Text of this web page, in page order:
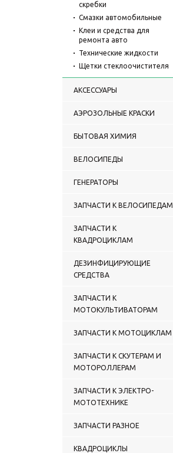
скребки
Смазки автомобильные
Клеи и средства для
ремонта авто
Технические жидкости
Щетки стеклоочистителя
АКСЕССУАРЫ
АЭРОЗОЛЬНЫЕ КРАСКИ
БЫТОВАЯ ХИМИЯ
ВЕЛОСИПЕДЫ
ГЕНЕРАТОРЫ
ЗАПЧАСТИ К ВЕЛОСИПЕДАМ
ЗАПЧАСТИ К
КВАДРОЦИКЛАМ
ДЕЗИНФИЦИРУЮЩИЕ
СРЕДСТВА
ЗАПЧАСТИ К
МОТОКУЛЬТИВАТОРАМ
ЗАПЧАСТИ К МОТОЦИКЛАМ
ЗАПЧАСТИ К СКУТЕРАМ И
МОТОРОЛЛЕРАМ
ЗАПЧАСТИ К ЭЛЕКТРО-
МОТОТЕХНИКЕ
ЗАПЧАСТИ РАЗНОЕ
КВАДРОЦИКЛЫ